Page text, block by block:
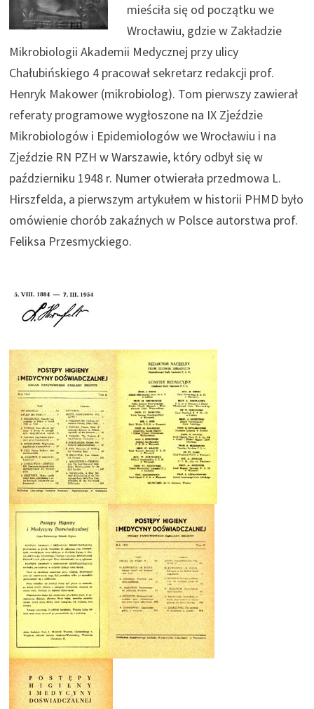
mieściła się od początku we
Wrocławiu, gdzie w Zakładzie
Mikrobiologii Akademii Medycznej przy ulicy
Chałubińskiego 4 pracował sekretarz redakcji prof.
Henryk Makower (mikrobiolog). Tom pierwszy zawierał
referaty programowe wygłoszone na IX Zjeździe
Mikrobiologów i Epidemiologów we Wrocławiu i na
Zjeździe RN PZH w Warszawie, który odbył się w
październiku 1948 r. Numer otwierała przedmowa L.
Hirszfelda, a pierwszym artykułem w historii PHMD było
omówienie chorób zakaźnych w Polsce autorstwa prof.
Feliksa Przesmyckiego.